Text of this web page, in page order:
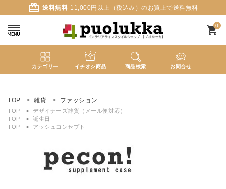
card_giftcard 送料無料 11,000円以上（税込み）のお買上で送料無料
0
shopping_cart
カテゴリー イチオシ商品 商品検索 お問合せ
ようこそ ゲスト 様
meeting_room ログイン
search
TOP 雑貨 ファッション
TOP
デザイナーズ雑貨（メール便対応）
TOP
誕生日
TOP
アッシュコンセプト